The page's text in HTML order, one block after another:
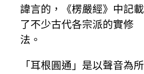
諱言的，《楞嚴經》中記載
了不少古代各宗派的實修
法。
「耳根圓通」是以聲音為所